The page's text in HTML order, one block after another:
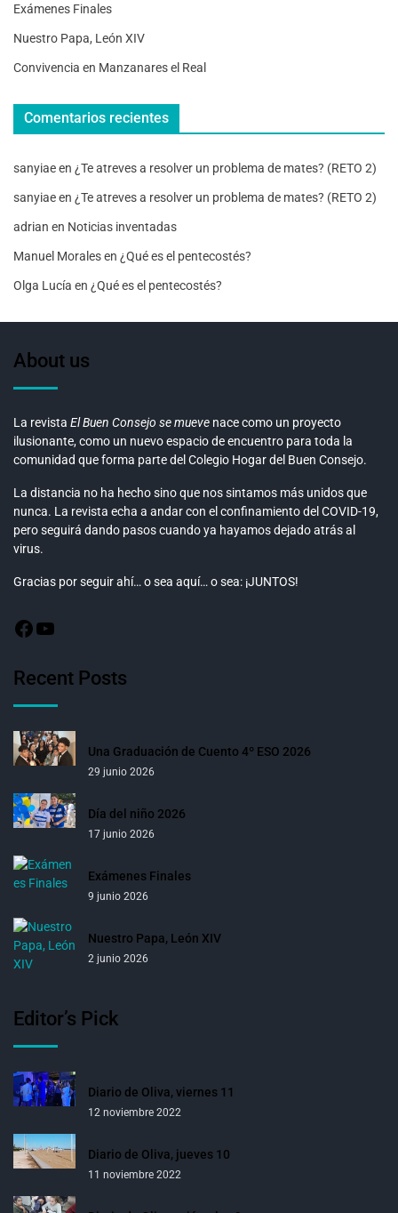
Exámenes Finales
Nuestro Papa, León XIV
Convivencia en Manzanares el Real
Comentarios recientes
sanyiaeen ¿Te atreves a resolver un problema de mates? (RETO 2)
sanyiaeen ¿Te atreves a resolver un problema de mates? (RETO 2)
adrian en Noticias inventadas
Manuel Moralesen ¿Qué es el pentecostés?
Olga Lucía en ¿Qué es el pentecostés?
About us
La revista El Buen Consejo se mueve nace como un proyecto
ilusionante, como un nuevo espacio de encuentro para toda la
comunidad que forma parte del Colegio Hogar del Buen Consejo.
La distancia no ha hecho sino que nos sintamos más unidos que
nunca. La revista echa a andar con el confinamiento del COVID-19,
pero seguirá dando pasos cuando ya hayamos dejado atrás al
virus.
Gracias por seguir ahí… o sea aquí… o sea: ¡JUNTOS!
Recent Posts
Una Graduación de Cuento 4º ESO 2026
29 junio 2026
Día del niño 2026
17 junio 2026
Exámenes Finales
9 junio 2026
Nuestro Papa, León XIV
2 junio 2026
Editor’s Pick
Diario de Oliva, viernes 11
12 noviembre 2022
Diario de Oliva, jueves 10
11 noviembre 2022